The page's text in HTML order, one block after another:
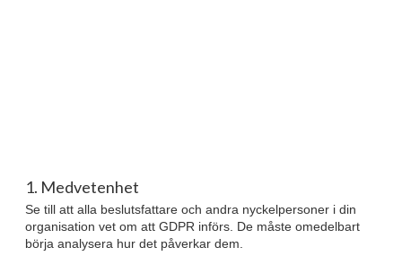
1. Medvetenhet
Se till att alla beslutsfattare och andra nyckelpersoner i din
organisation vet om att GDPR införs. De måste omedelbart
börja analysera hur det påverkar dem.